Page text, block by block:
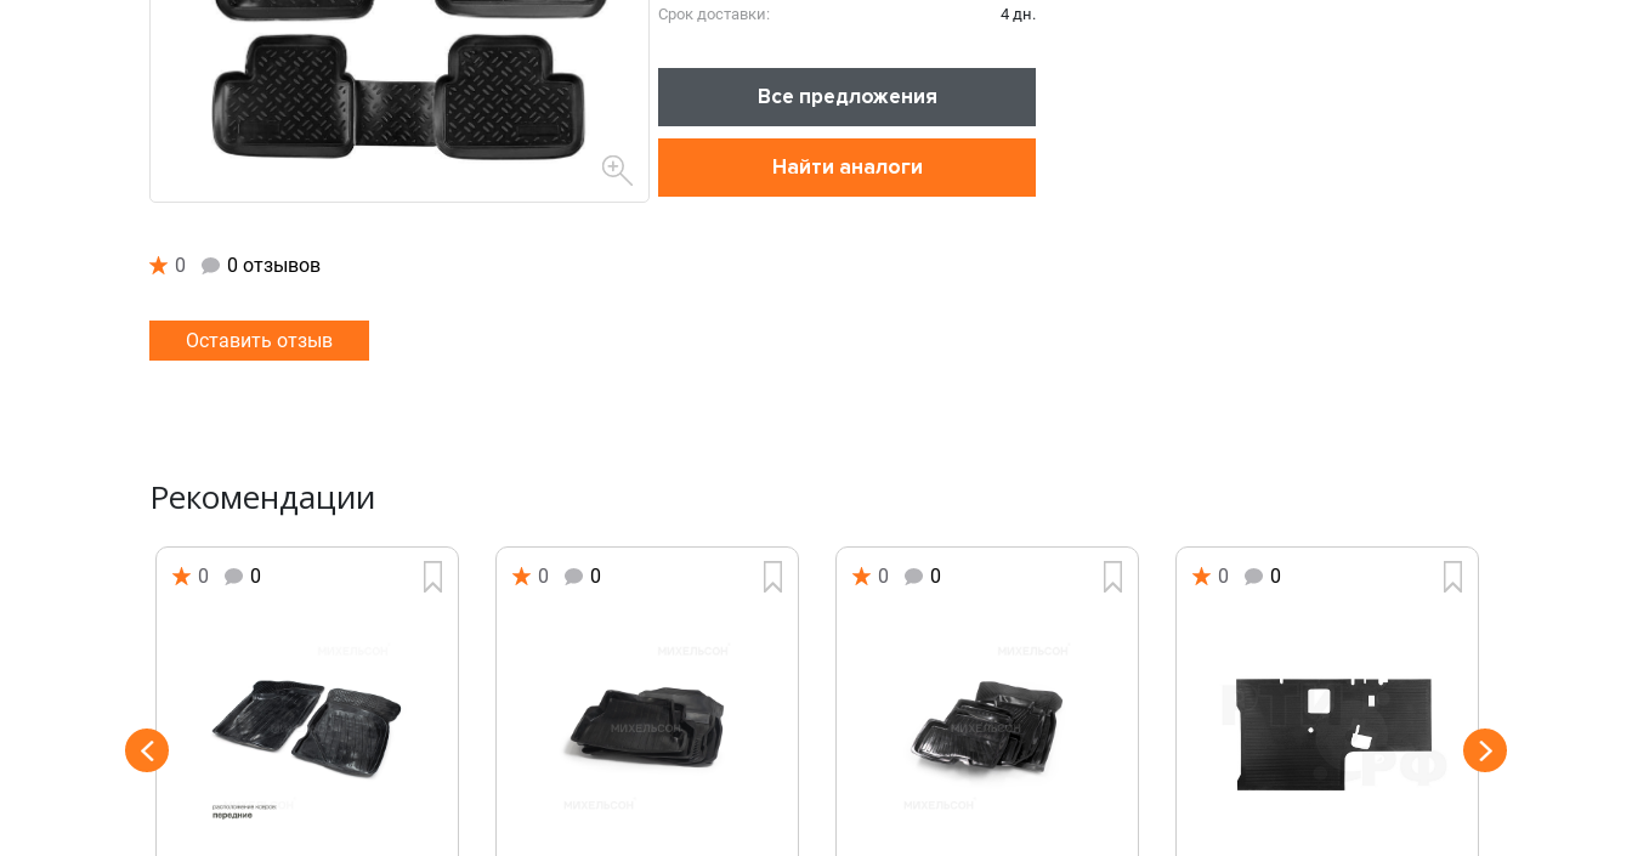
Срок доставки: 4 дн.
Все предложения
Найти аналоги
0 0 отзывов
Оставить отзыв
Рекомендации
0 0 0 0 0 0 0 0